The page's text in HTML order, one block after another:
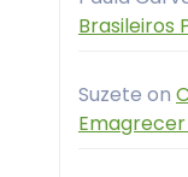
Brasileiros
Suzete on